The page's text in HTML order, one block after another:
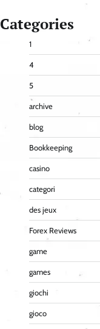
Categories
1
4
5
archive
blog
Bookkeeping
casino
categori
des jeux
Forex Reviews
game
games
giochi
gioco